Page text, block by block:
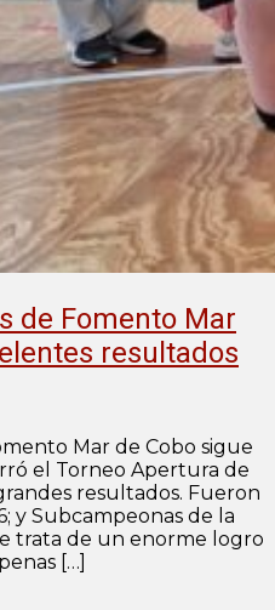
de Fomento Mar
resultados
Mar de Cobo sigue
el Torneo Apertura de
resultados. Fueron
y Subcampeonas de la
trata de un enorme logro
[…]